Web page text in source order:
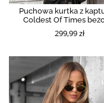
Puchowa kurtka z
Coldest Of Times
299,99 zł